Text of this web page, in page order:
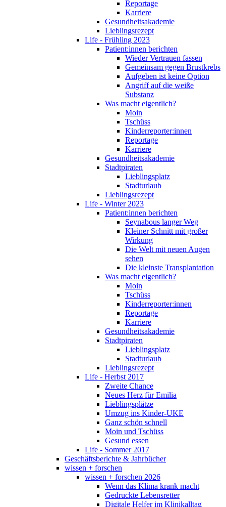
Reportage
Karriere
Gesundheitsakademie
Lieblingsrezept
Life - Frühling 2023
Patient:innen berichten
Wieder Vertrauen fassen
Gemeinsam gegen Brustkrebs
Aufgeben ist keine Option
Angriff auf die weiße
Substanz
Was macht eigentlich?
Moin
Tschüss
Kinderreporter:innen
Reportage
Karriere
Gesundheitsakademie
Stadtpiraten
Lieblingsplatz
Stadturlaub
Lieblingsrezept
Life - Winter 2023
Patient:innen berichten
Seynabous langer Weg
Kleiner Schnitt mit großer
Wirkung
Die Welt mit neuen Augen
sehen
Die kleinste Transplantation
Was macht eigentlich?
Moin
Tschüss
Kinderreporter:innen
Reportage
Karriere
Gesundheitsakademie
Stadtpiraten
Lieblingsplatz
Stadturlaub
Lieblingsrezept
Life - Herbst 2017
Zweite Chance
Neues Herz für Emilia
Lieblingsplätze
Umzug ins Kinder-UKE
Ganz schön schnell
Moin und Tschüss
Gesund essen
Life - Sommer 2017
Geschäftsberichte & Jahrbücher
wissen + forschen
wissen + forschen 2026
Wenn das Klima krank macht
Gedruckte Lebensretter
Digitale Helfer im Klinikalltag